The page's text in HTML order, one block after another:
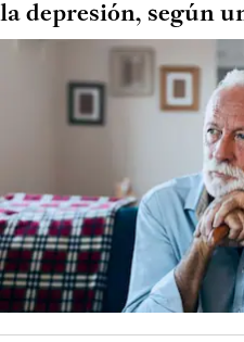
la depresión, según